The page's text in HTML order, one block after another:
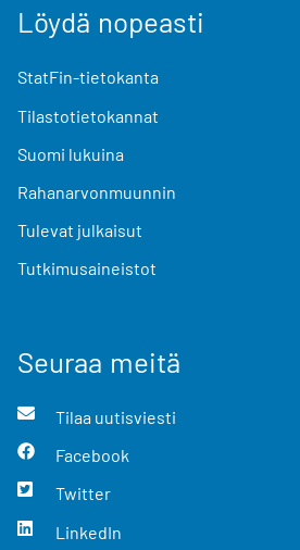
Löydä nopeasti
StatFin-tietokanta
Tilastotietokannat
Suomi lukuina
Rahanarvonmuunnin
Tulevat julkaisut
Tutkimusaineistot
Seuraa meitä
Tilaa uutisviesti
Facebook
Twitter
LinkedIn